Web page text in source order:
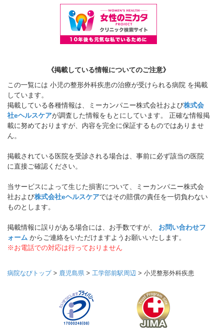
《掲載している情報についてのご注意》
この一覧には 小児の整形外科疾患の治療が受けられる病院 を掲載
しています。
掲載している各種情報は、ミーカンパニー株式会社および株式会
社eヘルスケアが調査した情報をもとにしています。 正確な情報掲
載に努めておりますが、内容を完全に保証するものではありませ
ん。
掲載されている医院を受診される場合は、事前に必ず該当の医院
に直接ご確認ください。
当サービスによって生じた損害について、ミーカンパニー株式会
社および株式会社eヘルスケアではその賠償の責任を一切負わない
ものとします。
掲載情報に誤りがある場合には、お手数ですが、 お問い合わせフ
ォーム からご連絡をいただけますようお願いいたします。
※お電話での対応は行っておりません
病院なびトップ> 鹿児島県 > 工学部前駅周辺 > 小児整形外科疾患